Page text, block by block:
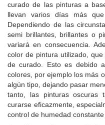
curado de las pinturas a
llevan varios días más
Dependiendo de las
semi brillantes, brillantes o
variará en consecuencia.
color de pintura utilizado,
de curado. Esto es debido
colores, por ejemplo los más
algún tipo, dejando pasar
tanto, las pinturas oscuras
curarse eficazmente,
control de humedad constante